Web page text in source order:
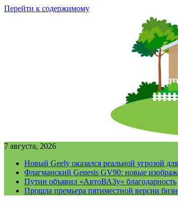
Перейти к содержимому
7 августа, 2026
Новый Geely оказался реальной угрозой
Флагманский Genesis GV90: новые
Путин объявил «АвтоВАЗу» благодарность
Прошла премьера пятиместной версии